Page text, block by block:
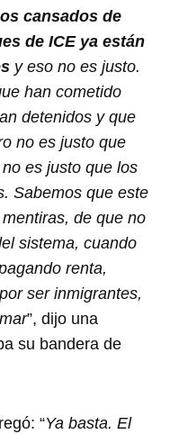
cansados de
de ICE ya están
y eso no es justo.
han cometido
detenidos y que
no es justo que
es justo que los
Sabemos que este
de que no
sistema, cuando
renta,
ser inmigrantes,
”, dijo una
su bandera de
“Ya basta. El